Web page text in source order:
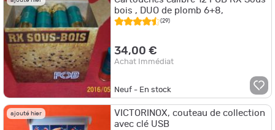
bois , DUO de plomb 6+8,
(29)
34,00 €
Achat Immédiat
Neuf - En stock
ajouté hier
VICTORINOX, couteau de collection
avec clé USB